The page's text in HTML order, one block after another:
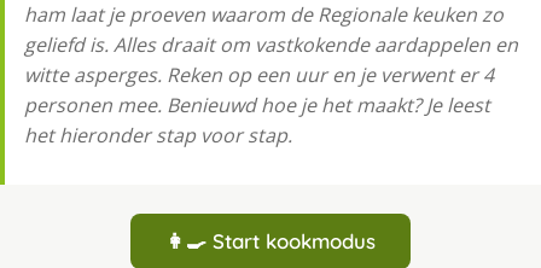
ham laat je proeven waarom de Regionale keuken zo
geliefd is. Alles draait om vastkokende aardappelen en
witte asperges. Reken op een uur en je verwent er 4
personen mee. Benieuwd hoe je het maakt? Je leest
het hieronder stap voor stap.
👩‍🍳 Start kookmodus